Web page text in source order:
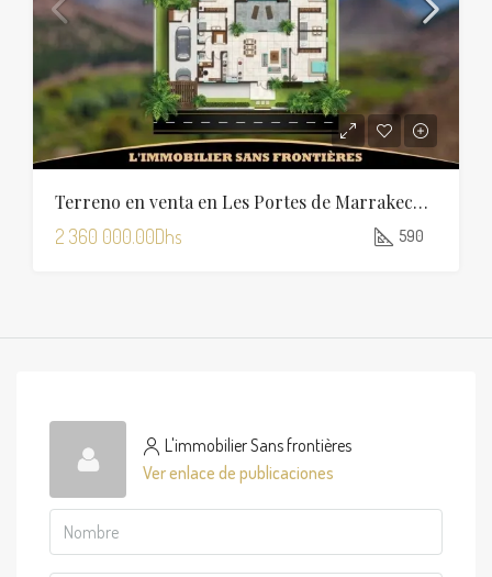
Terreno en venta en Les Portes de Marrakech, 590 m², Marrakech
2 360 000.00Dhs 590
L'immobilier Sans frontières
Ver enlace de publicaciones